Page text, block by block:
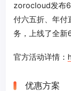
zorocloud发布
付六五折、年付
务，上线了全新
官方活动详情：
优惠方案